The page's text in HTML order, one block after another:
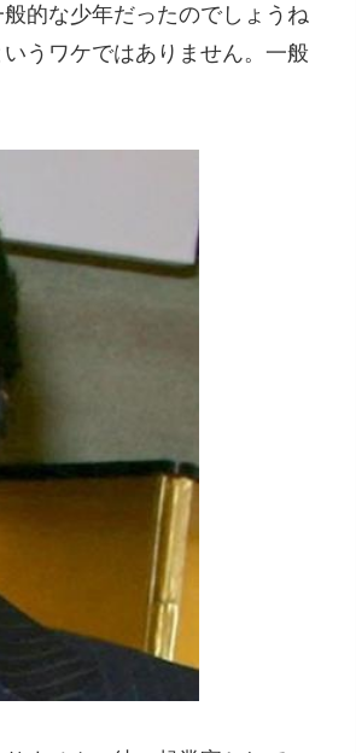
的な少年だったのでしょうね
うワケではありません。一般